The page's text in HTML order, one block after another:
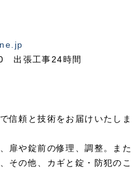
出張工事24時間
信頼と技術をお届けいたしま
扉や錠前の修理、調整。また
その他、カギと錠・防犯のこ